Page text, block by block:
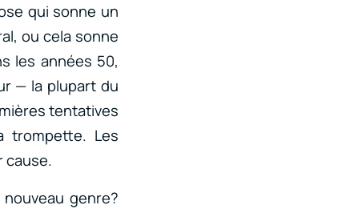
qui sonne un
ou cela sonne
les années 50,
— la plupart du
tentatives
trompette. Les
cause.
genre?